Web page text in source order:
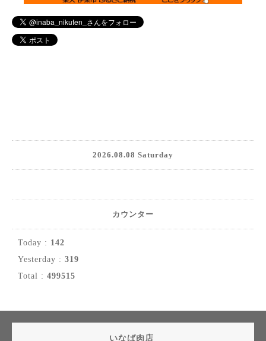
2026.08.08 Saturday
カウンター
Today : 142
Yesterday : 319
Total : 499515
いなば肉店